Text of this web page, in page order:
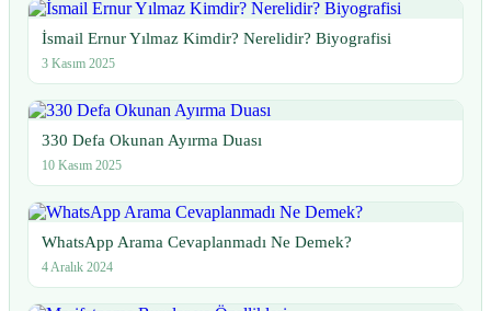
İsmail Ernur Yılmaz Kimdir? Nerelidir? Biyografisi
3 Kasım 2025
330 Defa Okunan Ayırma Duası
10 Kasım 2025
WhatsApp Arama Cevaplanmadı Ne Demek?
4 Aralık 2024